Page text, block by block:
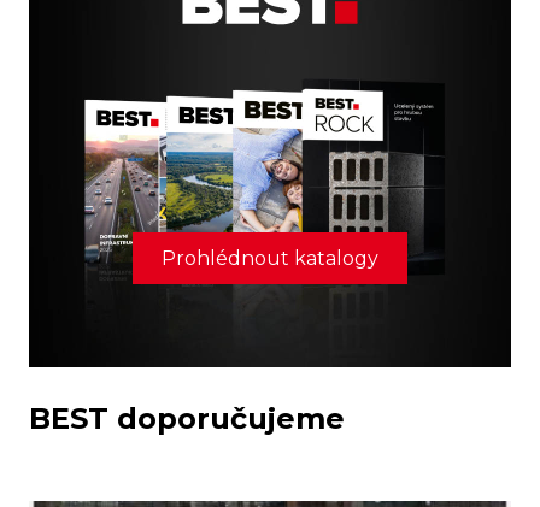
Prohlédnout katalogy
BEST doporučujeme